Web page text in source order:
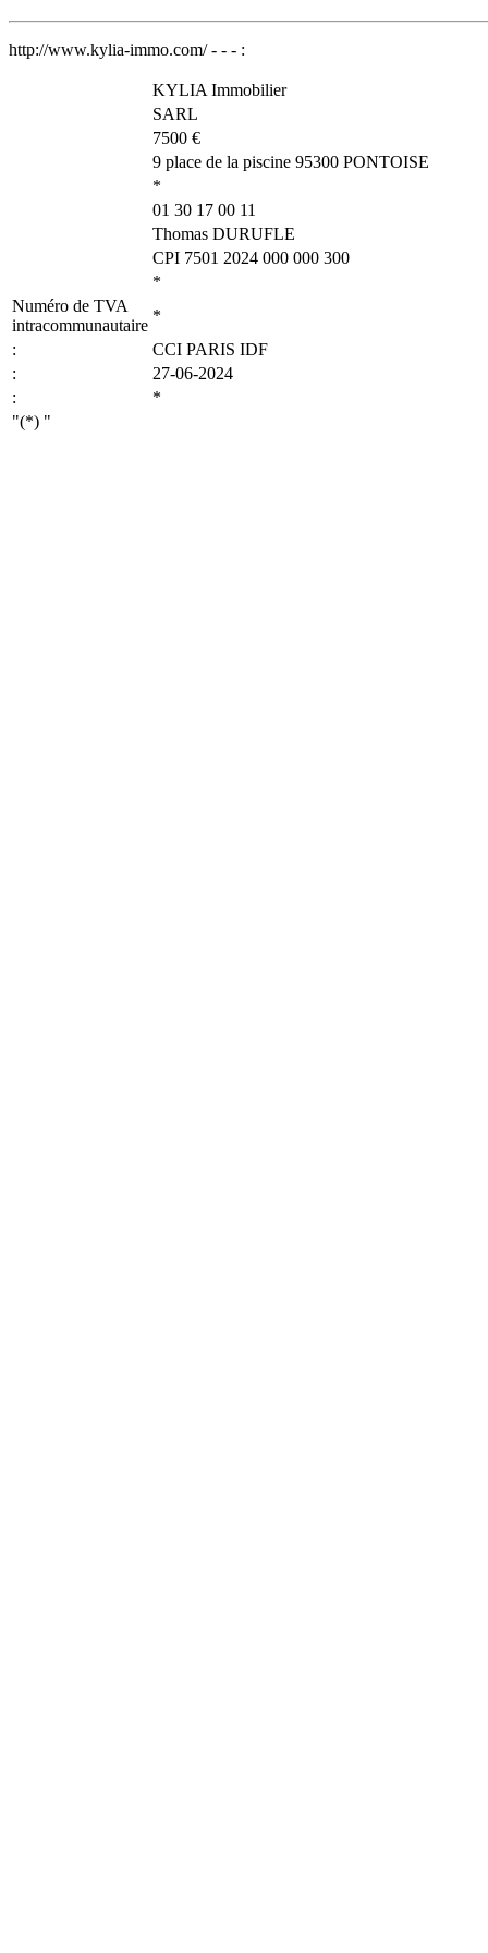
http://www.kylia-immo.com/ - - - :
KYLIA Immobilier
SARL
7500 €
9 place de la piscine 95300 PONTOISE
*
01 30 17 00 11
Thomas DURUFLE
CPI 7501 2024 000 000 300
*
Numéro de TVA
intracommunautaire
*
:
CCI PARIS IDF
:
27-06-2024
:
*
"(*) "